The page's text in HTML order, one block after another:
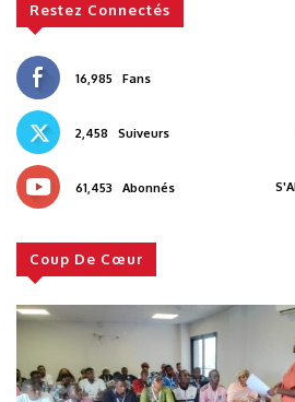
Restez Connectés
16,985 Fans
2,458 Suiveurs
61,453 Abonnés
Coup De Cœur